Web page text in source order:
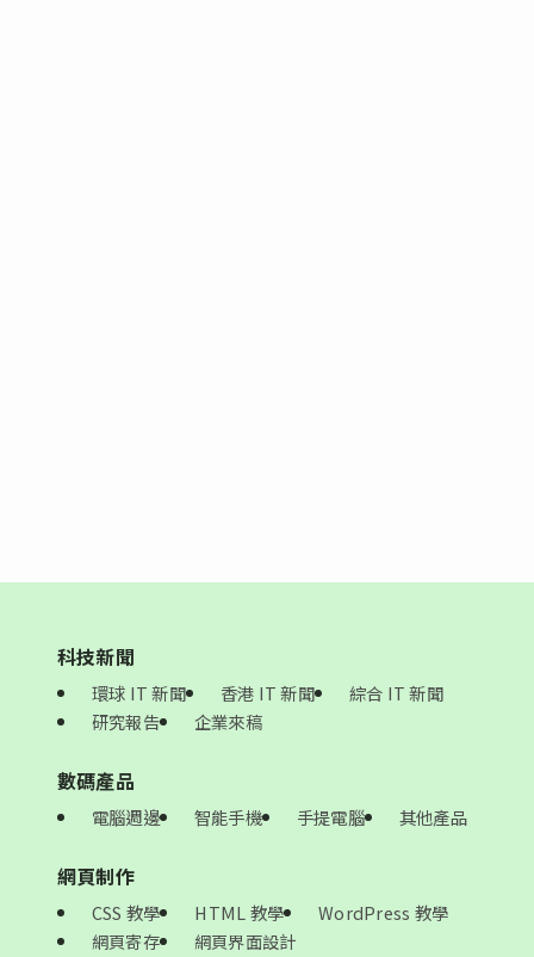
科技新聞
環球 IT 新聞 香港 IT 新聞
綜合 IT 新聞
研究報告
企業來稿
數碼產品
電腦週邊 智能手機 手提電腦 其他產品
網頁制作
CSS 教學 HTML 教學
WordPress 教學
網頁寄存
網頁界面設計